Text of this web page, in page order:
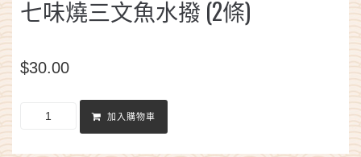
七味燒三文魚水撥 (2條)
$30.00
加入購物車